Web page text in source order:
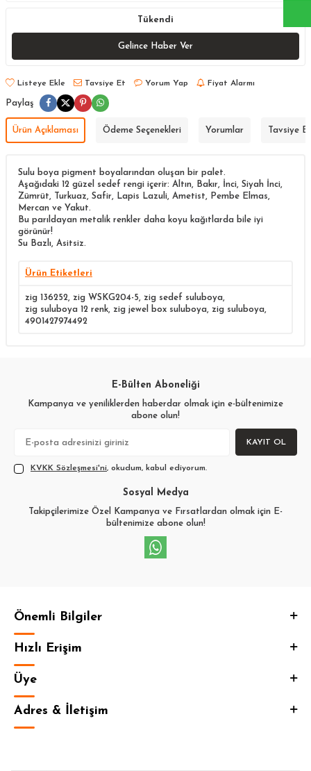
Tükendi
Gelince Haber Ver
Listeye Ekle Tavsiye Et Yorum Yap Fiyat Alarmı
Paylaş
Ürün Açıklaması Ödeme Seçenekleri Yorumlar Tavsiye
Sulu boya pigment boyalarından oluşan bir palet.
Aşağıdaki 12 güzel sedef rengi içerir: Altın, Bakır, İnci, Siyah İnci,
Zümrüt, Turkuaz, Safir, Lapis Lazuli, Ametist, Pembe Elmas,
Mercan ve Yakut.
Bu parıldayan metalik renkler daha koyu kağıtlarda bile iyi
görünür!
Su Bazlı, Asitsiz.
Ürün Etiketleri
zig 136252, zig WSKG204-5, zig sedef suluboya,
zig suluboya 12 renk, zig jewel box suluboya, zig suluboya,
4901427974492
E-Bülten Aboneliği
Kampanya ve yeniliklerden haberdar olmak için e-bültenimize
abone olun!
KAYIT OL
KVKK Sözleşmesi'ni, okudum, kabul ediyorum.
Sosyal Medya
Takipçilerimize Özel Kampanya ve Fırsatlardan olmak için E-
bültenimize abone olun!
Önemli Bilgiler
Hızlı Erişim
Üye
Adres & İletişim